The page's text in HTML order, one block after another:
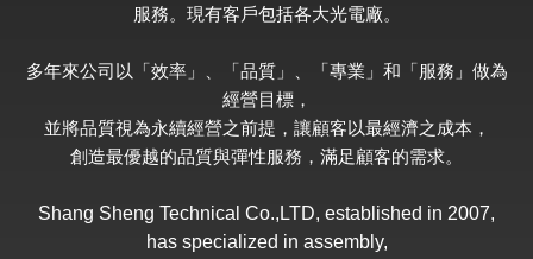
服務。現有客戶包括各大光電廠。
多年來公司以「效率」、「品質」、「專業」和「服務」做為
經營目標，
並將品質視為永續經營之前提，讓顧客以最經濟之成本，
創造最優越的品質與彈性服務，滿足顧客的需求。
Shang Sheng Technical Co.,LTD, established in 2007,
has specialized in assembly,